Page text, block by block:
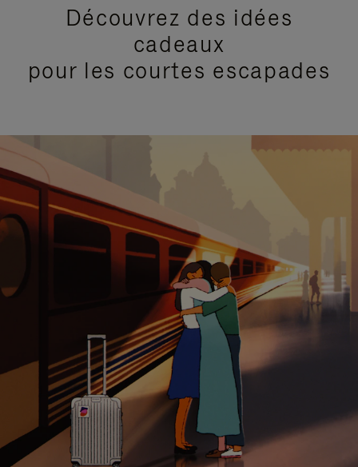
Découvrez des idées
cadeaux
pour les courtes escapades